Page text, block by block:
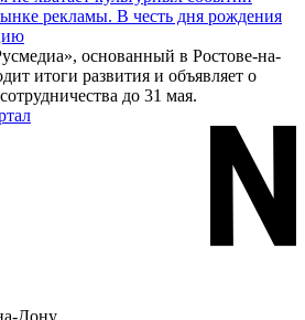
рекламы. В честь дня рождения
основанный в Ростове-на-
итоги развития и объявляет о
до 31 мая.
Дону,